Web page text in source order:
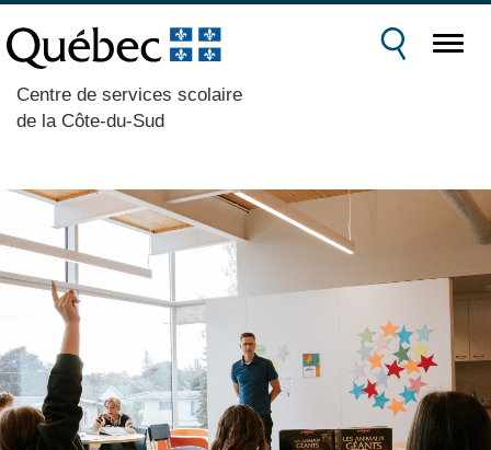
Centre de services scolaire
de la Côte-du-Sud